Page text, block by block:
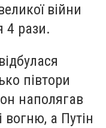
війни
4 рази.
півтори
наполягав
а Путін